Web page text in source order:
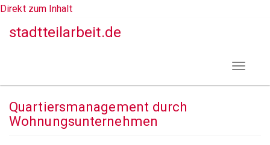
Direkt zum Inhalt
stadtteilarbeit.de
Toggle
Quartiersmanagement durch
Wohnungsunternehmen